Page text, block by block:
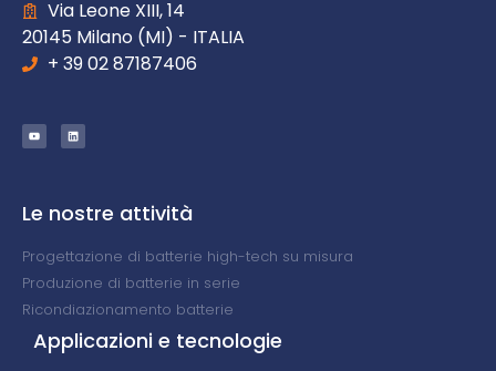
Via Leone XIII, 14
20145 Milano (MI) - ITALIA
+ 39 02 87187406
Le nostre attività
Progettazione di batterie high-tech su misura
Produzione di batterie in serie
Ricondiazionamento batterie
Applicazioni e tecnologie